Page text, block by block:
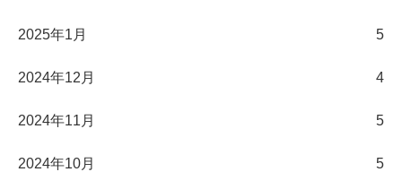
2025年1月 5
2024年12月 4
2024年11月 5
2024年10月 5